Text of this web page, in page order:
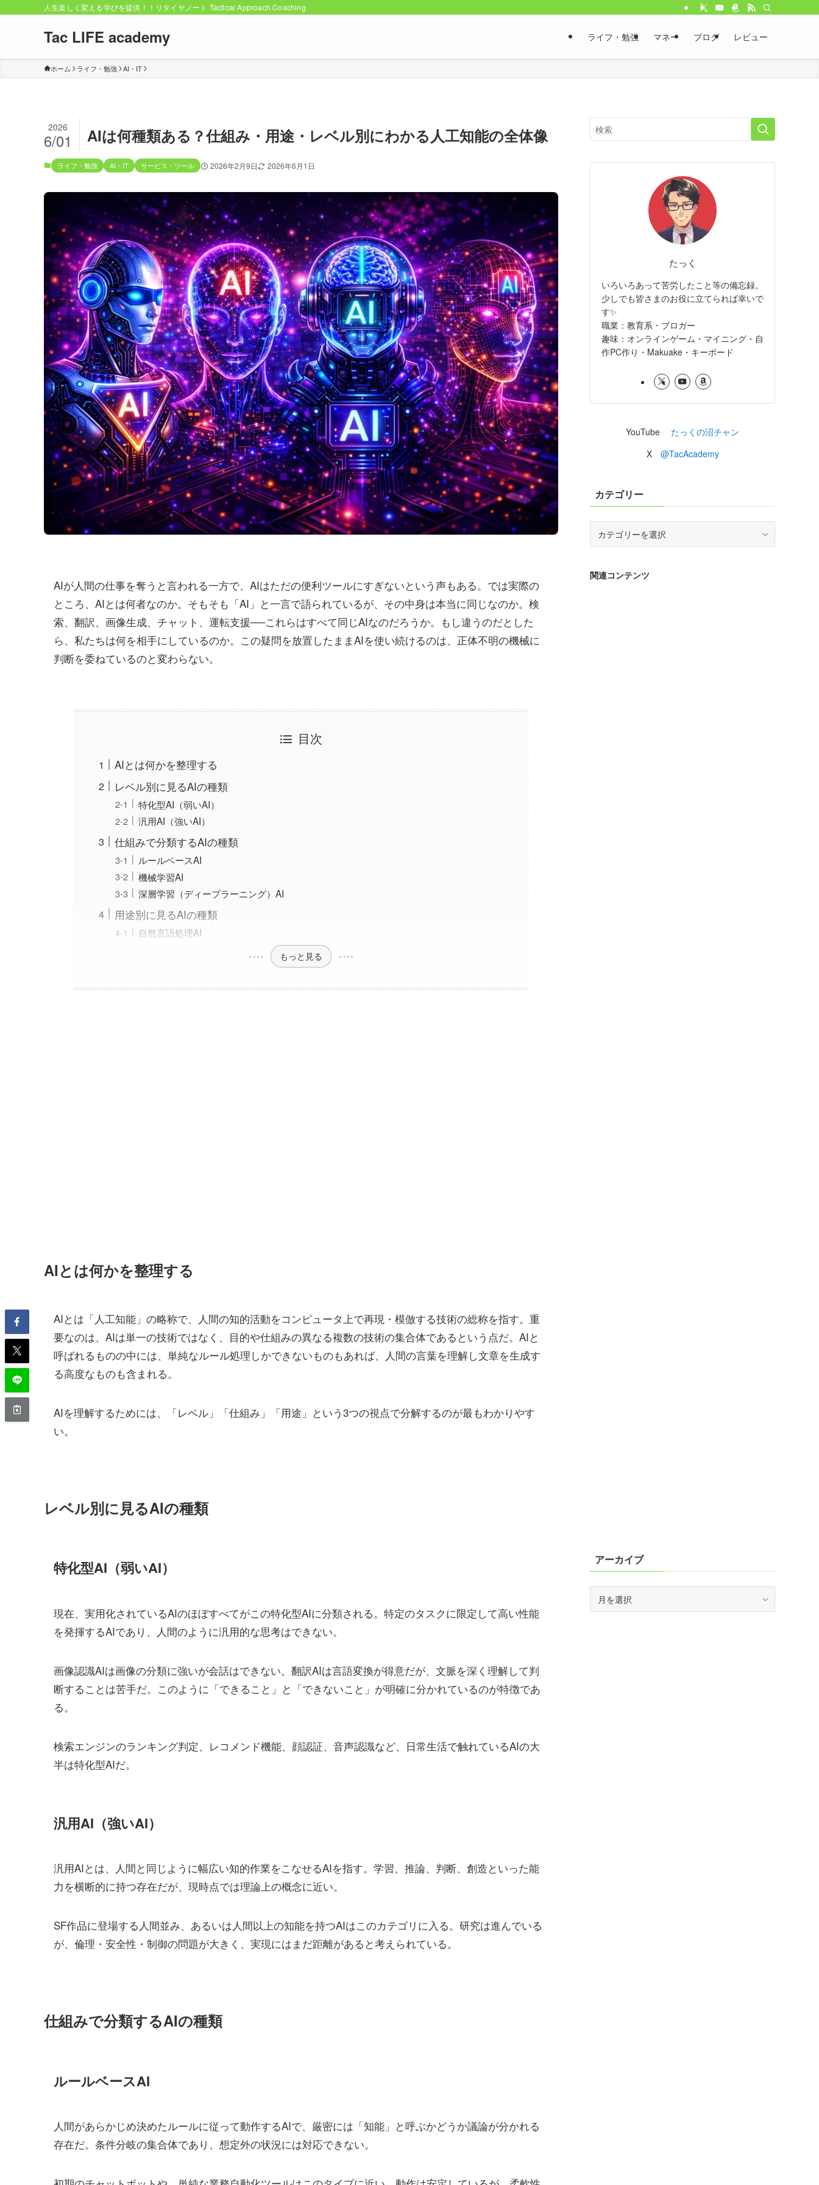
人生楽しく変える学びを提供！！リタイヤノート Tactical Approach Coaching
Tac LIFE academy ライフ・勉強 マネー ブログ レビュー
ホーム ライフ・勉強 AI・IT
AIは何種類ある？仕組み・用途・レベル別にわかる人工知能の全体像
2026
6/01
ライフ・勉強 AI・IT サービス・ツール 2026年2月9日 2026年6月1日
AIが人間の仕事を奪うと言われる一方で、AIはただの便利ツールにすぎないという声もある。では実際の
ところ、AIとは何者なのか。そもそも「AI」と一言で語られているが、その中身は本当に同じなのか。検
索、翻訳、画像生成、チャット、運転支援──これらはすべて同じAIなのだろうか。もし違うのだとした
ら、私たちは何を相手にしているのか。この疑問を放置したままAIを使い続けるのは、正体不明の機械に
判断を委ねているのと変わらない。
目次
AIとは何かを整理する
レベル別に見るAIの種類
特化型AI（弱いAI）
汎用AI（強いAI）
仕組みで分類するAIの種類
ルールベースAI
機械学習AI
深層学習（ディープラーニング）AI
用途別に見るAIの種類
自然言語処理AI
もっと見る
AIとは何かを整理する
AIとは「人工知能」の略称で、人間の知的活動をコンピュータ上で再現・模倣する技術の総称を指す。重
要なのは、AIは単一の技術ではなく、目的や仕組みの異なる複数の技術の集合体であるという点だ。AIと
呼ばれるものの中には、単純なルール処理しかできないものもあれば、人間の言葉を理解し文章を生成す
る高度なものも含まれる。
AIを理解するためには、「レベル」「仕組み」「用途」という3つの視点で分解するのが最もわかりやす
い。
レベル別に見るAIの種類
特化型AI（弱いAI）
現在、実用化されているAIのほぼすべてがこの特化型AIに分類される。特定のタスクに限定して高い性能
を発揮するAIであり、人間のように汎用的な思考はできない。
画像認識AIは画像の分類に強いが会話はできない。翻訳AIは言語変換が得意だが、文脈を深く理解して判
断することは苦手だ。このように「できること」と「できないこと」が明確に分かれているのが特徴であ
る。
検索エンジンのランキング判定、レコメンド機能、顔認証、音声認識など、日常生活で触れているAIの大
半は特化型AIだ。
汎用AI（強いAI）
汎用AIとは、人間と同じように幅広い知的作業をこなせるAIを指す。学習、推論、判断、創造といった能
力を横断的に持つ存在だが、現時点では理論上の概念に近い。
SF作品に登場する人間並み、あるいは人間以上の知能を持つAIはこのカテゴリに入る。研究は進んでいる
が、倫理・安全性・制御の問題が大きく、実現にはまだ距離があると考えられている。
仕組みで分類するAIの種類
ルールベースAI
人間があらかじめ決めたルールに従って動作するAIで、厳密には「知能」と呼ぶかどうか議論が分かれる
存在だ。条件分岐の集合体であり、想定外の状況には対応できない。
たっく
いろいろあって苦労したこと等の備忘録。
少しでも皆さまのお役に立てられば幸いで
す✨
職業：教育系・ブロガー
趣味：オンラインゲーム・マイニング・自
作PC作り・Makuake・キーボード
YouTube たっくの沼チャン
X @TacAcademy
カテゴリー
ー
関連コンテンツ
アーカイブ